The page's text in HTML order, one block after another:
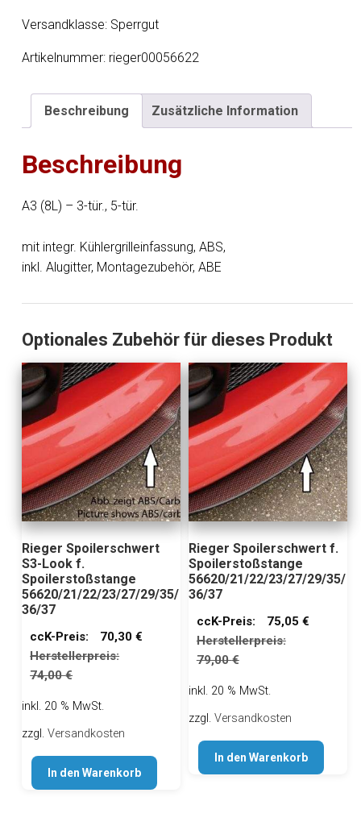
Look
orig.
Grilleinsatz,
ohne
Halterung
Menge
Versandklasse: Sperrgut
Artikelnummer: rieger00056622
Beschreibung Zusätzliche Information
Beschreibung
A3 (8L) – 3-tür., 5-tür.
mit integr. Kühlergrilleinfassung, ABS,
inkl. Alugitter, Montagezubehör, ABE
Optionales Zubehör für dieses Produkt
Rieger Spoilerschwert
S3-Look f.
Spoilerstoßstange
56620/21/22/23/27/29/35/
36/37
ccK-Preis: 70,30€
Herstellerpreis:
74,00€
inkl. 20 % MwSt.
zzgl.Versandkosten
In den Warenkorb
Rieger Spoilerschwert f.
Spoilerstoßstange
56620/21/22/23/27/29/35/
36/37
ccK-Preis: 75,05 €
Herstellerpreis:
79,00€
inkl. 20 % MwSt.
zzgl. Versandkosten
In den Warenkorb